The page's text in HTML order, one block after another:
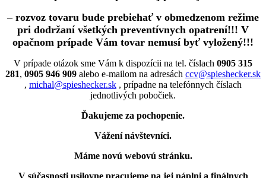
– rozvoz tovaru bude prebiehať v obmedzenom režime
pri dodržaní všetkých preventívnych opatrení!!! V
opačnom prípade Vám tovar nemusí byť vyložený!!!
V prípade otázok sme Vám k dispozícii na tel. číslach 0905 315
281, 0905 946 909 alebo e-mailom na adresách ccv@spieshecker.sk
, michal@spieshecker.sk , prípadne na telefónnych číslach
jednotlivých pobočiek.
Ďakujeme za pochopenie.
Vážení návštevníci.
Máme novú webovú stránku.